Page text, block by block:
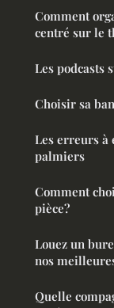
Comment
centré sur le
Les podcasts
Choisir sa
Les erreurs à
palmiers
Comment
pièce?
Louez un
nos
Quelle